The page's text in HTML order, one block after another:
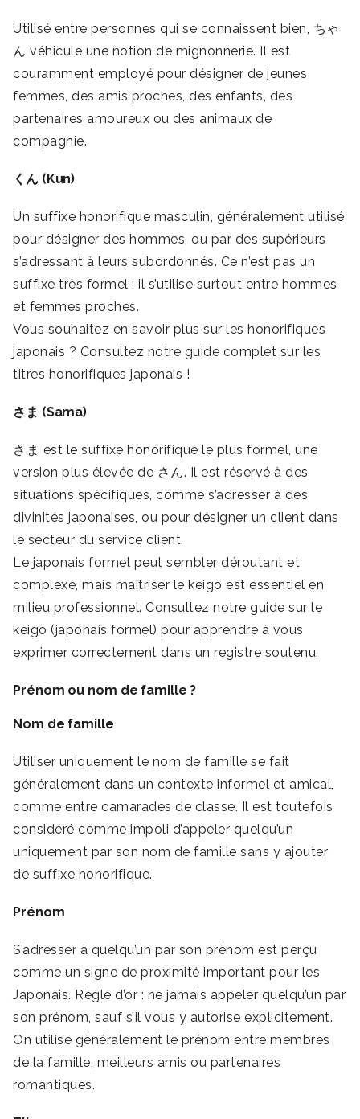
Utilisé entre personnes qui se connaissent bien, ちゃ
ん véhicule une notion de mignonnerie. Il est
couramment employé pour désigner de jeunes
femmes, des amis proches, des enfants, des
partenaires amoureux ou des animaux de
compagnie.
くん (Kun)
Un suffixe honorifique masculin, généralement utilisé
pour désigner des hommes, ou par des supérieurs
s’adressant à leurs subordonnés. Ce n’est pas un
suffixe très formel : il s’utilise surtout entre hommes
et femmes proches.
Vous souhaitez en savoir plus sur les honorifiques
japonais ? Consultez notre guide complet sur les
titres honorifiques japonais !
さま (Sama)
さま est le suffixe honorifique le plus formel, une
version plus élevée de さん. Il est réservé à des
situations spécifiques, comme s’adresser à des
divinités japonaises, ou pour désigner un client dans
le secteur du service client.
Le japonais formel peut sembler déroutant et
complexe, mais maîtriser le keigo est essentiel en
milieu professionnel. Consultez notre guide sur le
keigo (japonais formel) pour apprendre à vous
exprimer correctement dans un registre soutenu.
Prénom ou nom de famille ?
Nom de famille
Utiliser uniquement le nom de famille se fait
généralement dans un contexte informel et amical,
comme entre camarades de classe. Il est toutefois
considéré comme impoli d’appeler quelqu’un
uniquement par son nom de famille sans y ajouter
de suffixe honorifique.
Prénom
S’adresser à quelqu’un par son prénom est perçu
comme un signe de proximité important pour les
Japonais. Règle d’or : ne jamais appeler quelqu’un par
son prénom, sauf s’il vous y autorise explicitement.
On utilise généralement le prénom entre membres
de la famille, meilleurs amis ou partenaires
romantiques.